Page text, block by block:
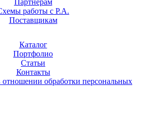
работы с Р.А.
Поставщикам
Каталог
Портфолио
Статьи
Контакты
обработки персональных